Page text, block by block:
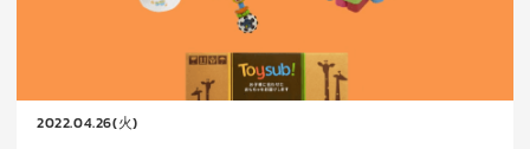
2022.04.26(火)